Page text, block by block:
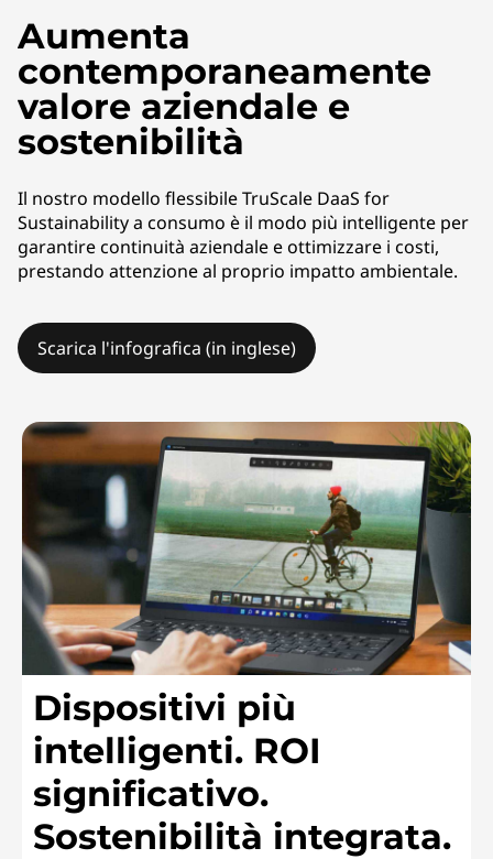
o
S
u
Aumenta
contemporaneamente
valore aziendale e
sostenibilità
Il nostro modello flessibile TruScale DaaS for
Sustainability a consumo è il modo più intelligente per
garantire continuità aziendale e ottimizzare i costi,
prestando attenzione al proprio impatto ambientale.
Scarica l'infografica (in inglese)
Dispositivi più
intelligenti. ROI
significativo.
Sostenibilità integrata.